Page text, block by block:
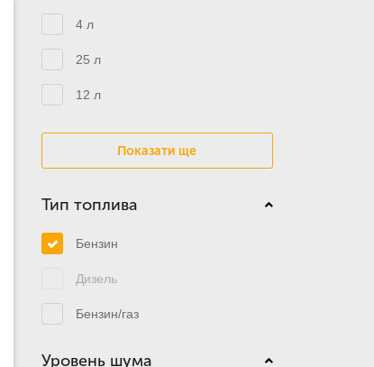
4 л
25 л
12 л
Показати ще
Тип топлива
Бензин
Дизель
Бензин/газ
Уровень шума